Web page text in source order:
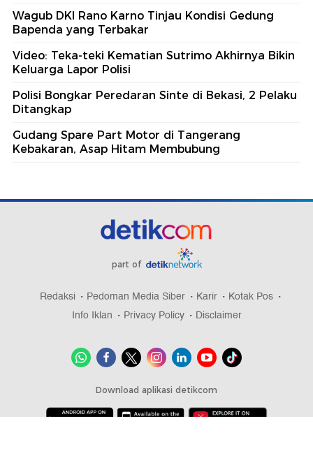
Wagub DKI Rano Karno Tinjau Kondisi Gedung
Bapenda yang Terbakar
Video: Teka-teki Kematian Sutrimo Akhirnya Bikin
Keluarga Lapor Polisi
Polisi Bongkar Peredaran Sinte di Bekasi, 2 Pelaku
Ditangkap
Gudang Spare Part Motor di Tangerang
Kebakaran, Asap Hitam Membubung
part of
Redaksi Pedoman Media Siber Karir
Kotak Pos
Info Iklan
Privacy Policy Disclaimer
Download aplikasi detikcom